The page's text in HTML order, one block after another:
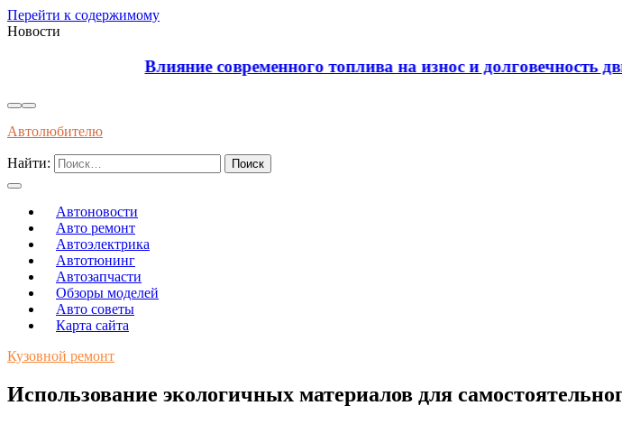
Перейти к содержимому
Новости
Влияние современного топлива на износ и долговечность двигателей
Автолюбителю
Найти:
Автоновости
Авто ремонт
Автоэлектрика
Автотюнинг
Автозапчасти
Обзоры моделей
Авто советы
Карта сайта
Кузовной ремонт
Использование экологичных материалов для